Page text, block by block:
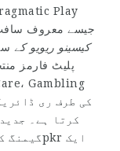
جیسے معروف
کیسینو ریویو کے
کرتا ہے۔